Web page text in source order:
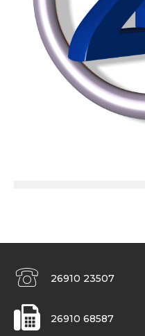
26910 23507
26910 68587